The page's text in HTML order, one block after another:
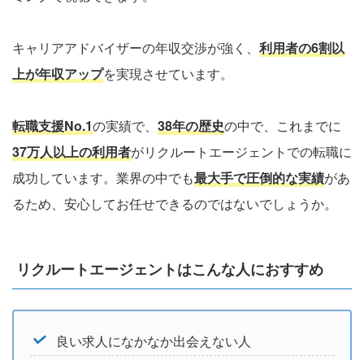
キャリアアドバイザーの年収交渉が強く、 利用者の6割以
上が年収アップを実現させています。
転職支援No.1の実績で、 38年の歴史の中で、これまでに
37万人以上の利用者がリクルートエージェントでの転職に
成功しています。業界の中でも最大手で圧倒的な実績があ
るため、安心してお任せできるのではないでしょうか。
リクルートエージェントはこんな人におすすめ
良い求人になかなか出会えない人